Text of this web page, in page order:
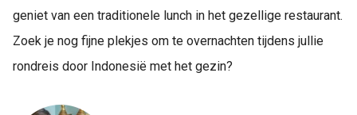
geniet van een traditionele lunch in het gezellige restaurant.
Zoek je nog fijne plekjes om te overnachten tijdens jullie
rondreis door Indonesië met het gezin?